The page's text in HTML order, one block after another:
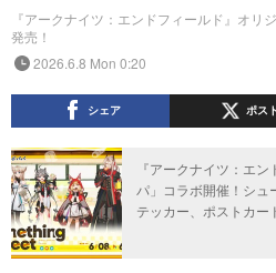
『アークナイツ：エンドフィールド』オリ
発売！
2026.6.8 Mon 0:20
シェア ポスト
『アークナイツ：エ
パ」コラボ開催！シュ
テッカー、ポストカー